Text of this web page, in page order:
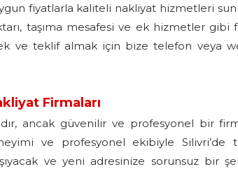
fiyatlarla kaliteli nakliyat hizmetleri
taşıma mesafesi ve ek hizmetler gibi
ve teklif almak için bize telefon veya
Firmaları
ancak güvenilir ve profesyonel bir
ve profesyonel ekibiyle Silivri’de
ve yeni adresinize sorunsuz bir